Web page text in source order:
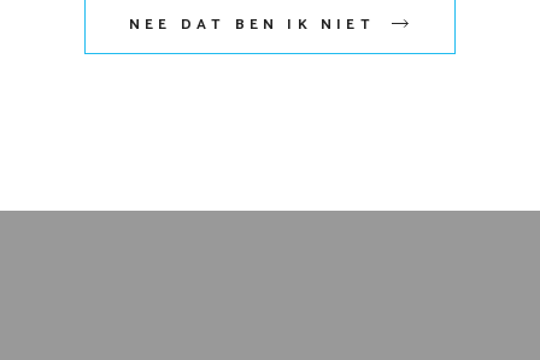
NEE DAT BEN IK NIET
niet gepubliceerd. Vereiste velden zijn